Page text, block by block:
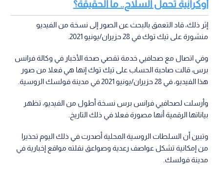
أوكرانية تحمل السلاح.. ما الحقيقة؟
إثر ذلك، قاد التعمق بالبحث عن الصور إلى نسخة من الفيديو
منشورة على تيك توك في 28 حزيران/يونيو 2021.
وفي اتصال مع صحافيي خدمة تقصي صحة الأخبار في وكالة فرانس
برس، قالت صاحبة الحساب على تيك توك إنها هي فعلا من صور
هذا الفيديو، في 28 حزيران/يونيو 2021 في مدينة فولسك الروسية.
وأرسلت لصحافيي فرانس برس نسخة أطول من الفيديو، تظهر
بياناتها الرقمية أنها مصورة فعلا في ذلك التاريخ.
وتبين أن السلطات الروسية المحلية أصدرت في ذلك اليوم تحذيرا
من إمكانية تشكل عواصف رعدية وصواعق نقلته مواقع إخبارية في
مدينة فولسك.